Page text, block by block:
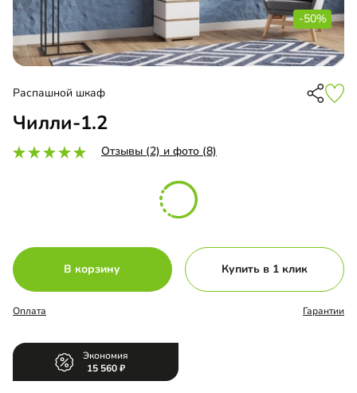
-50%
Распашной шкаф
Чилли-1.2
Отзывы (2) и фото (8)
В корзину Купить в 1 клик
Оплата Гарантии
Экономия
15 560